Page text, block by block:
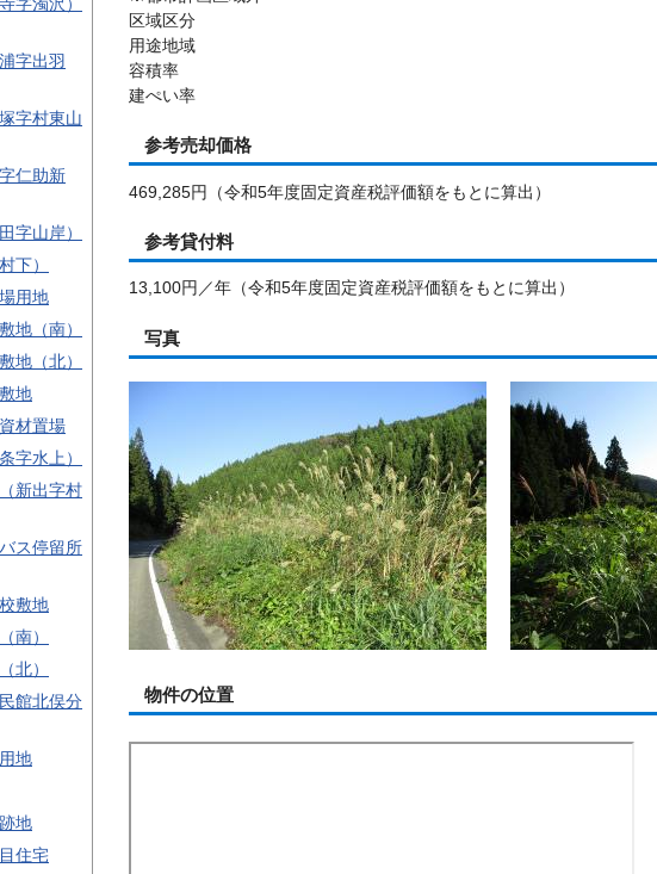
区域区分
用途地域
容積率
建ぺい率
参考売却価格
469,285円（令和5年度固定資産税評価額をもとに算出）
参考貸付料
13,100円／年（令和5年度固定資産税評価額をもとに算出）
写真
物件の位置
字出羽
字村東山
仁助新
字山岸）
下）
用地
地（南）
地（北）
地
材置場
字水上）
新出字村
ス停留所
敷地
南）
北）
館北俣分
地
地
住宅